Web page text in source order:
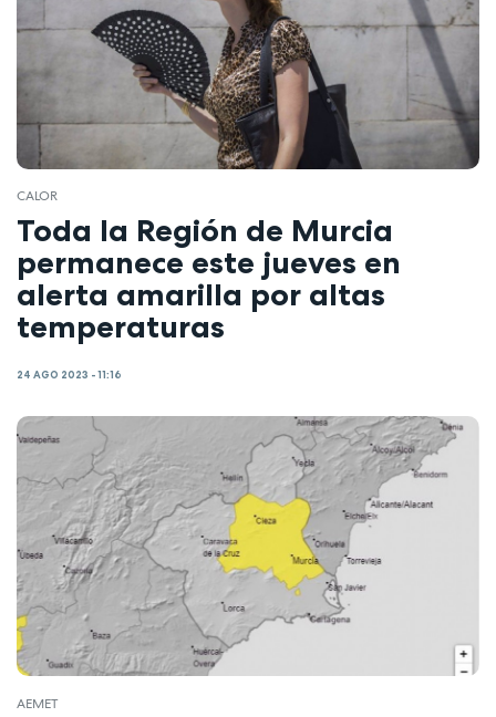
CALOR
Toda la Región de Murcia
permanece este jueves en
alerta amarilla por altas
temperaturas
24 AGO 2023 - 11:16
AEMET